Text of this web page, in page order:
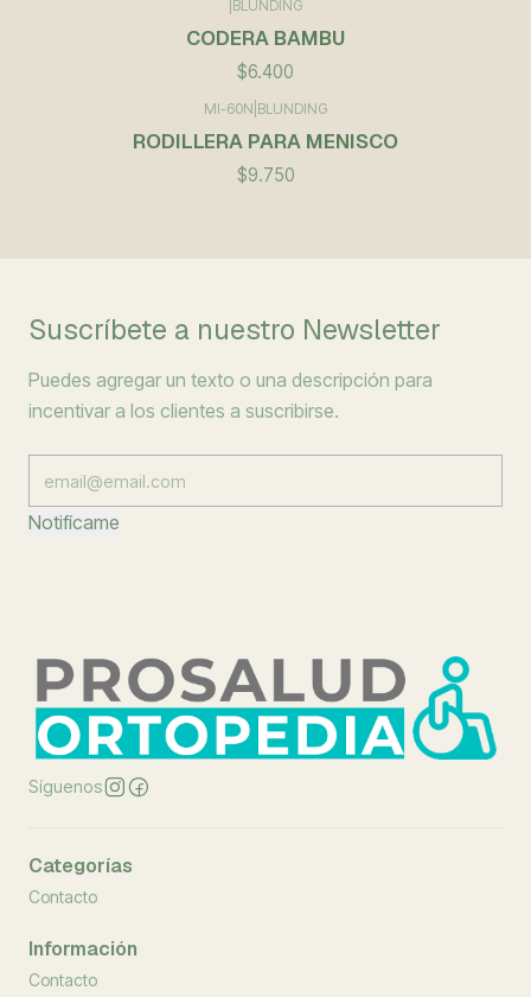
BLUNDING
CODERA BAMBU
$6.400
MI-60N BLUNDING
RODILLERA PARA MENISCO
$9.750
Suscríbete a nuestro Newsletter
Puedes agregar un texto o una descripción para
incentivar a los clientes a suscribirse.
Notifícame
Síguenos
Categorías
Contacto
Información
Contacto